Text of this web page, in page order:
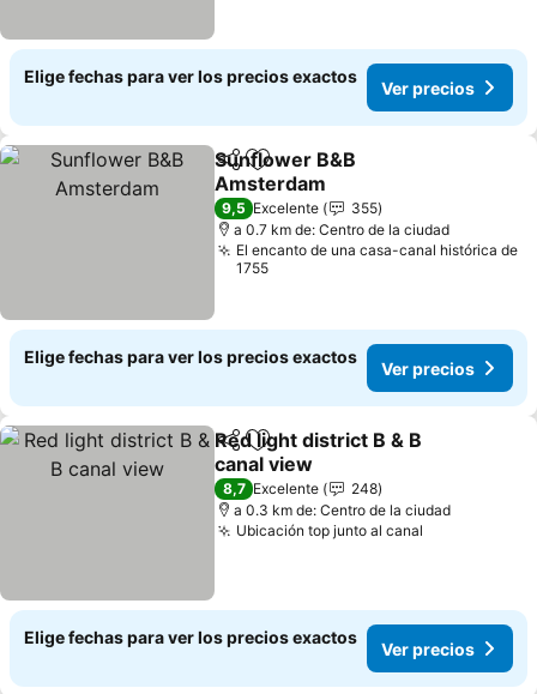
Elige fechas para ver los precios exactos
Ver precios
CompartirAgregar a favoritos
Sunflower B&B
Amsterdam
9,5 Excelente
355
a 0.7 km de: Centro de la ciudad
El encanto de una casa-canal histórica de
1755
Elige fechas para ver los precios exactos
Ver precios
CompartirAgregar a favoritos
Red light district B & B
canal view
8,7 Excelente
248
a 0.3 km de: Centro de la ciudad
Ubicación top junto al canal
Elige fechas para ver los precios exactos
Ver precios